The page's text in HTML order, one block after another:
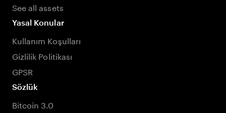
See all assets
Yasal Konular
Kullanım Koşulları
Gizlilik Politikası
GPSR
Sözlük
Bitcoin 3.0